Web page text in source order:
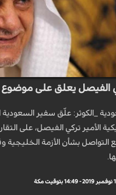
الفيصل يعلق على موضوع
_الكوثر: علّق سفير السعودية
الأمير تركي الفيصل، على
التواصل بشأن الأزمة